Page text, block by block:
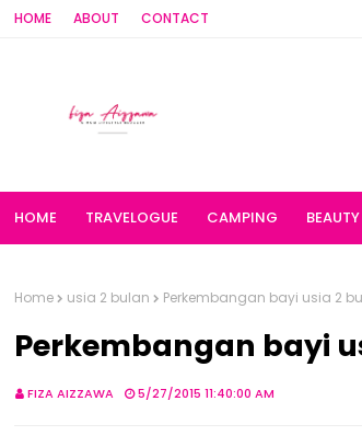
HOME ABOUT CONTACT
HOME TRAVELOGUE CAMPING BEAUTY
Home usia 2 bulan Perkembangan bayi usia 2
Perkembangan bayi
FIZA AIZZAWA 5/27/2015 11:40:00 AM